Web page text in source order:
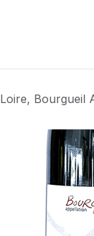
Loire, Bourgueil